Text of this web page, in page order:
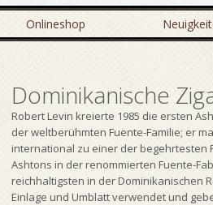
Onlineshop
Dominikanische
Robert Levin kreierte 1985 die ersten
der weltberühmten Fuente-Familie; er
international zu einer der begehrtesten
Ashtons in der renommierten Fuente-
reichhaltigsten in der Dominikanischen
Einlage und Umblatt verwendet und